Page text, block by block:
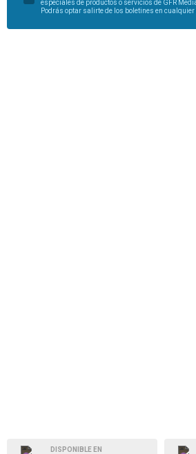
especiales de productos o servicios de GFR
Podrás optar salirte de los boletines en cualquier
DISPONIBLE EN